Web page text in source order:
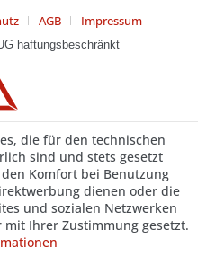
AGB Impressum
haftungsbeschränkt
die für den technischen
sind und stets gesetzt
Komfort bei Benutzung
dienen oder die
und sozialen Netzwerken
Ihrer Zustimmung gesetzt.